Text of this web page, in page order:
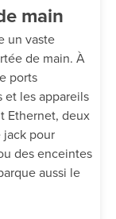
main
un vaste
de main. À
ports
et les appareils
Ethernet, deux
jack pour
des enceintes
aussi le